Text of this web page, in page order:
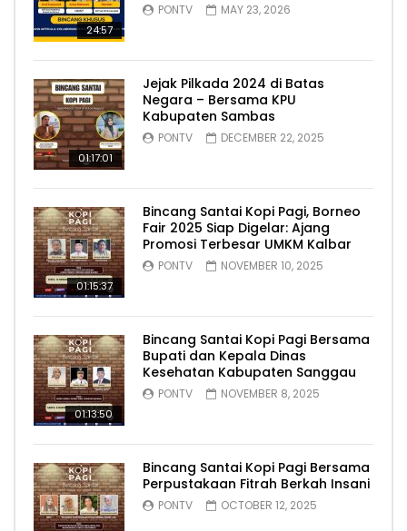
24:57
PONTV MAY 23, 2026
01:17:01
Jejak Pilkada 2024 di Batas
Negara – Bersama KPU
Kabupaten Sambas
PONTV DECEMBER 22, 2025
01:15:37
Bincang Santai Kopi Pagi, Borneo
Fair 2025 Siap Digelar: Ajang
Promosi Terbesar UMKM Kalbar
PONTV NOVEMBER 10, 2025
01:13:50
Bincang Santai Kopi Pagi Bersama
Bupati dan Kepala Dinas
Kesehatan Kabupaten Sanggau
PONTV NOVEMBER 8, 2025
Bincang Santai Kopi Pagi Bersama
Perpustakaan Fitrah Berkah Insani
PONTV OCTOBER 12, 2025